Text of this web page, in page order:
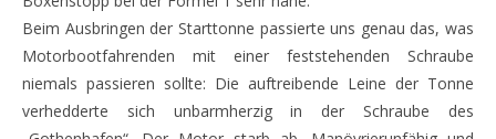
Beim Ausbringen der Starttonne passierte uns genau das, was
Motorbootfahrenden mit einer feststehenden Schraube
niemals passieren sollte: Die auftreibende Leine der Tonne
verhedderte sich unbarmherzig in der Schraube des